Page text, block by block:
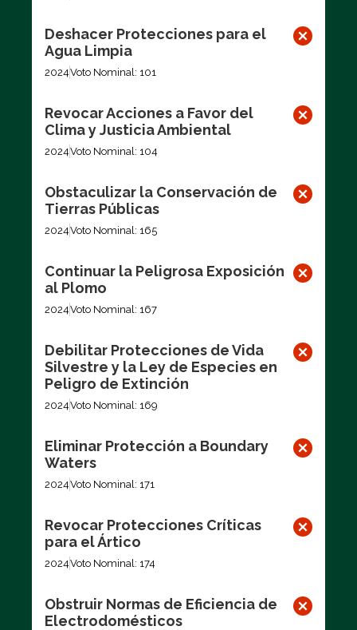
Deshacer Protecciones para el
Agua Limpia
2024Voto Nominal: 101
Revocar Acciones a Favor del
Clima y Justicia Ambiental
2024Voto Nominal: 104
Obstaculizar la Conservación de
Tierras Públicas
2024Voto Nominal: 165
Continuar la Peligrosa Exposición
al Plomo
2024Voto Nominal: 167
Debilitar Protecciones de Vida
Silvestre y la Ley de Especies en
Peligro de Extinción
2024Voto Nominal: 169
Eliminar Protección a Boundary
Waters
2024Voto Nominal: 171
Revocar Protecciones Críticas
para el Ártico
2024Voto Nominal: 174
Obstruir Normas de Eficiencia de
Electrodomésticos